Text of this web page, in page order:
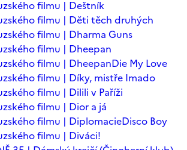
filmu | Deštník
filmu | Děti těch druhých
filmu | Dharma Guns
filmu | Dheepan
filmu | DheepanDie My Love
filmu | Díky, mistře Imado
filmu | Dilili v Paříži
filmu | Dior a já
filmu | DiplomacieDisco Boy
filmu | Diváci!